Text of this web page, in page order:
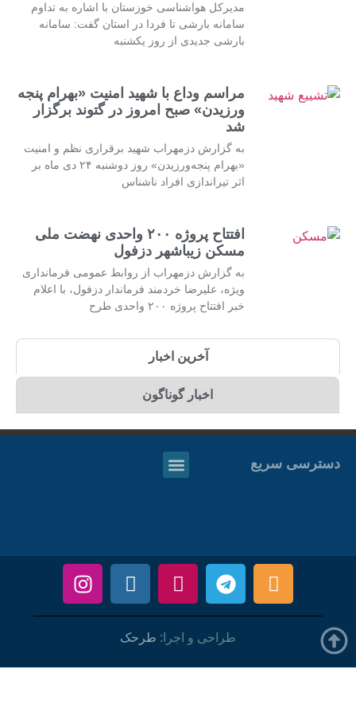
مدیرکل هواشناسی خوزستان با اشاره به تداوم
سامانه بارشی تا فردا در استان گفت: سامانه
بارشی جدیدی از روز یکشنبه
مراسم وداع با شهید امنیت «بهرام پنجه
ورزیدن» صبح امروز در گتوند برگزار
شد
به گزارش دزمهراب شهید برقراری نظم و امنیت
«بهرام پنجه‌ورزیدن» روز دوشنبه ۲۴ دی ماه بر
اثر تیراندازی افراد ناشناس
افتتاح پروژه ۲۰۰ واحدی نهضت ملی
مسکن زیباشهر دزفول
به گزارش دزمهراب از روابط عمومی فرمانداری
ویژه، علیرضا خردمند فرماندار دزفول، با اعلام
خبر افتتاح پروژه ۲۰۰ واحدی طرح
آخرین اخبار
اخبار گوناگون
دسترسی سریع
طراحی و اجرا: طرحک